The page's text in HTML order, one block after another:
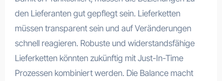
den Lieferanten gut gepflegt sein. Lieferketten
müssen transparent sein und auf Veränderungen
schnell reagieren. Robuste und widerstandsfähige
Lieferketten könnten zukünftig mit Just-In-Time
Prozessen kombiniert werden. Die Balance macht